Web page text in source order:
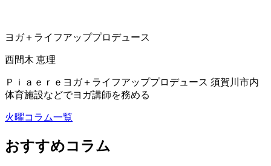
ヨガ＋ライフアッププロデュース
西間木 恵理
Ｐｉａｅｒｅヨガ＋ライフアッププロデュース 須賀川市内
体育施設などでヨガ講師を務める
火曜コラム一覧
おすすめコラム